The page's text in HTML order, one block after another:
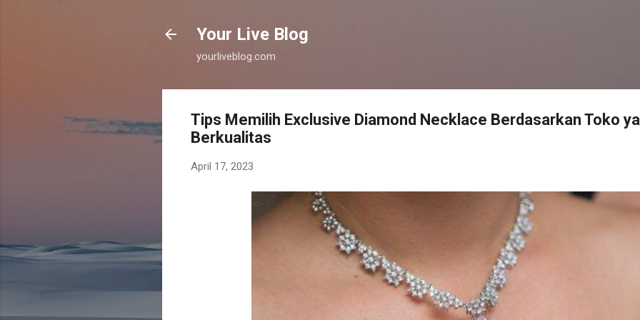
Your Live Blog
yourliveblog.com
Tips Memilih Exclusive Diamond Necklace Berdasarkan Toko
Berkualitas
April 17, 2023